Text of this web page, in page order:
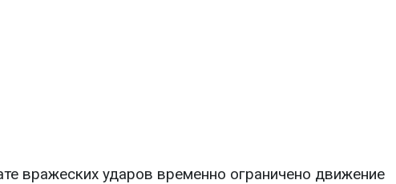
вражеских ударов временно ограничено движение